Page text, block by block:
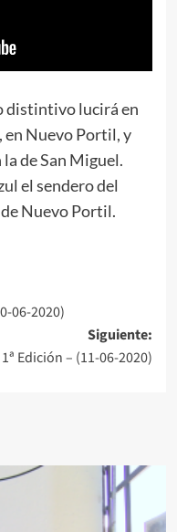
distintivo lucirá en
en Nuevo Portil, y
de San Miguel.
el sendero del
Nuevo Portil.
06-2020)
Siguiente:
Edición – (11-06-2020)